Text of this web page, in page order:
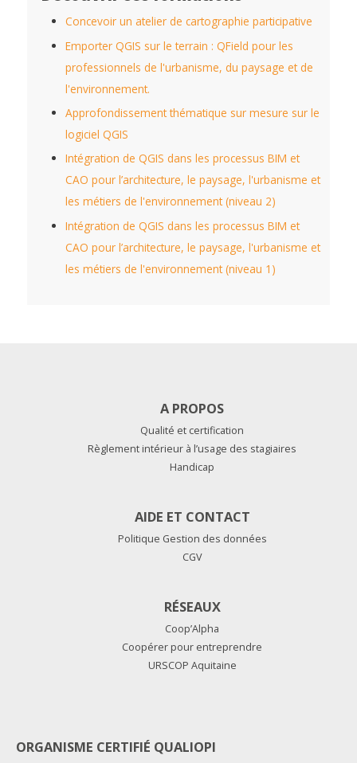
Concevoir un atelier de cartographie participative
Emporter QGIS sur le terrain : QField pour les
professionnels de l'urbanisme, du paysage et de
l'environnement.
Approfondissement thématique sur mesure sur le
logiciel QGIS
Intégration de QGIS dans les processus BIM et
CAO pour l’architecture, le paysage, l'urbanisme et
les métiers de l'environnement (niveau 2)
Intégration de QGIS dans les processus BIM et
CAO pour l’architecture, le paysage, l'urbanisme et
les métiers de l'environnement (niveau 1)
A PROPOS
Qualité et certification
Règlement intérieur à l’usage des stagiaires
Handicap
AIDE ET CONTACT
Politique Gestion des données
CGV
RÉSEAUX
Coop’Alpha
Coopérer pour entreprendre
URSCOP Aquitaine
ORGANISME CERTIFIÉ QUALIOPI